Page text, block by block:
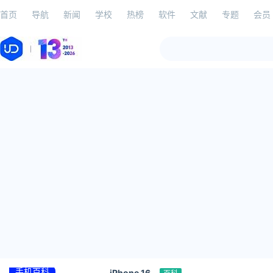
首页 导航 新闻 学校 热榜 软件 文献 专题 会员